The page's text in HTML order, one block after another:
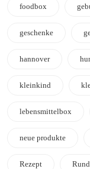
foodbox
geschenke
hannover
kleinkind
lebensmittelbox
neue produkte
Rezept